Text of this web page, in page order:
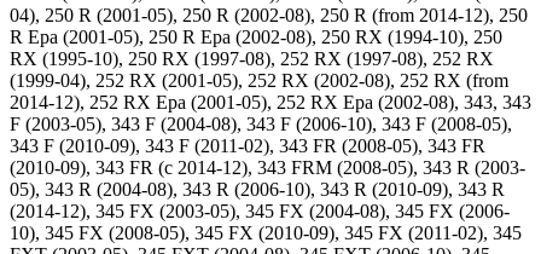
04), 250 R (2001-05), 250 R (2002-08), 250 R (from 2014-12), 250
R Epa (2001-05), 250 R Epa (2002-08), 250 RX (1994-10), 250
RX (1995-10), 250 RX (1997-08), 252 RX (1997-08), 252 RX
(1999-04), 252 RX (2001-05), 252 RX (2002-08), 252 RX (from
2014-12), 252 RX Epa (2001-05), 252 RX Epa (2002-08), 343, 343
F (2003-05), 343 F (2004-08), 343 F (2006-10), 343 F (2008-05),
343 F (2010-09), 343 F (2011-02), 343 FR (2008-05), 343 FR
(2010-09), 343 FR (c 2014-12), 343 FRM (2008-05), 343 R (2003-
05), 343 R (2004-08), 343 R (2006-10), 343 R (2010-09), 343 R
(2014-12), 345 FX (2003-05), 345 FX (2004-08), 345 FX (2006-
10), 345 FX (2008-05), 345 FX (2010-09), 345 FX (2011-02), 345